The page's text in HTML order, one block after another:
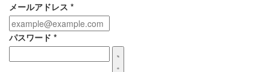
メールアドレス *
パスワード *